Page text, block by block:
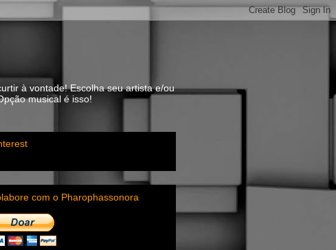
à vontade! Escolha seu artista e/ou
musical é isso!
com o Pharophassonora